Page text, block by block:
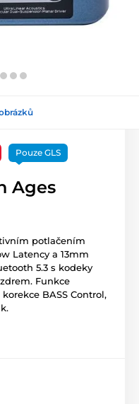
Pouze GLS
Ages
potlačením
Latency a 13mm
5.3 s kodeky
Funkce
BASS Control,